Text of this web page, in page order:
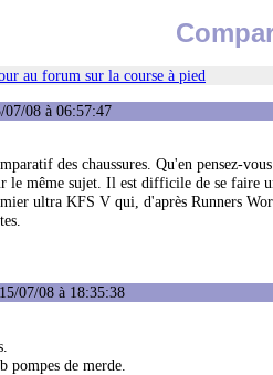
au forum sur la course à pied
08 à 06:57:47
des chaussures. Qu'en pensez-
le même sujet. Il est difficile de se faire
ultra KFS V qui, d'après Runners
07/08 à 18:35:38
pompes de merde.